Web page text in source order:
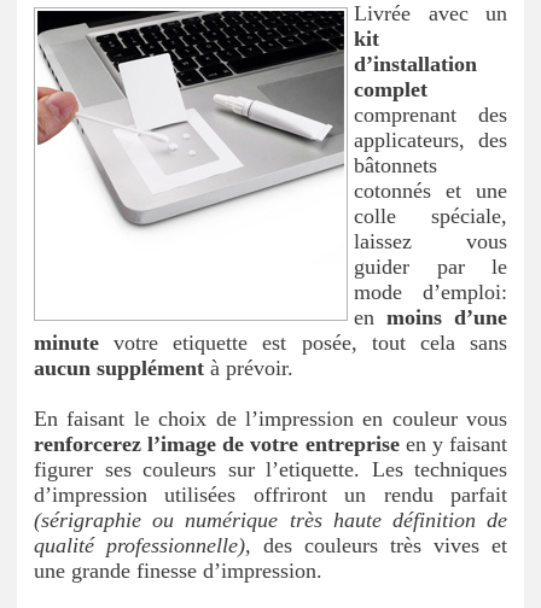
Livrée avec un
kit
d’installation
complet
comprenant des
applicateurs, des
bâtonnets
cotonnés et une
colle spéciale,
laissez vous
guider par le
mode d’emploi:
en moins d’une
minute votre etiquette est posée, tout cela sans
aucun supplément à prévoir.
En faisant le choix de l’impression en couleur vous
renforcerez l’image de votre entrepriseen y faisant
figurer ses couleurs sur l’etiquette. Les techniques
d’impression utilisées offriront un rendu parfait
(sérigraphie ou numérique très haute définition de
qualité professionnelle), des couleurs très vives et
une grande finesse d’impression.